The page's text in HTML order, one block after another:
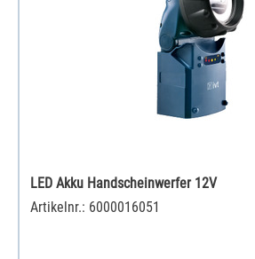
LED Akku Handscheinwerfer 12V
Artikelnr.: 6000016051